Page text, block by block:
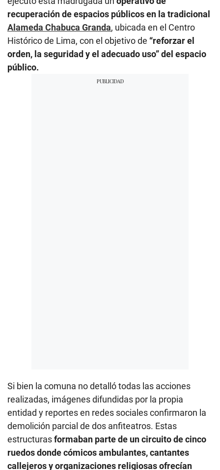
recuperación de espacios públicos en la tradicional
Alameda Chabuca Granda, ubicada en el Centro
Histórico de Lima, con el objetivo de “reforzar el
orden, la seguridad y el adecuado uso” del espacio
público.
Si bien la comuna no detalló todas las acciones
realizadas, imágenes difundidas por la propia
entidad y reportes en redes sociales confirmaron la
demolición parcial de dos anfiteatros. Estas
estructurasformaban parte de un circuito de cinco
ruedos donde cómicos ambulantes, cantantes
callejeros y organizaciones religiosas ofrecían